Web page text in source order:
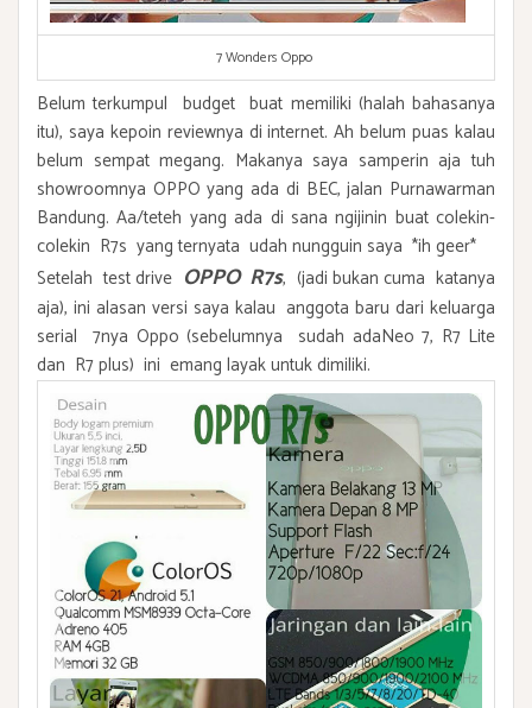
7 Wonders Oppo
Belum terkumpul budget buat memiliki (halah bahasanya
itu), saya kepoin reviewnya di internet. Ah belum puas kalau
belum sempat megang. Makanya saya samperin aja tuh
showroomnya OPPO yang ada di BEC, jalan Purnawarman
Bandung. Aa/teteh yang ada di sana ngijinin buat colekin-
colekin R7s yang ternyata udah nungguin saya *ih geer*
Setelah test drive OPPO R7s, (jadi bukan cuma katanya
aja), ini alasan versi saya kalau anggota baru dari keluarga
serial 7nya Oppo (sebelumnya sudah adaNeo 7, R7 Lite
dan R7 plus) ini emang layak untuk dimiliki.